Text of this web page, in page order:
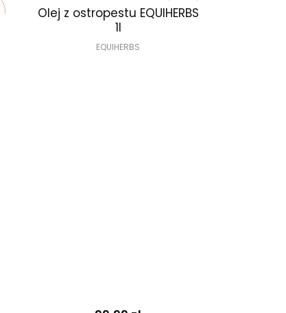
favorite_border
Olej z ostropestu EQUIHERBS
1l
EQUIHERBS